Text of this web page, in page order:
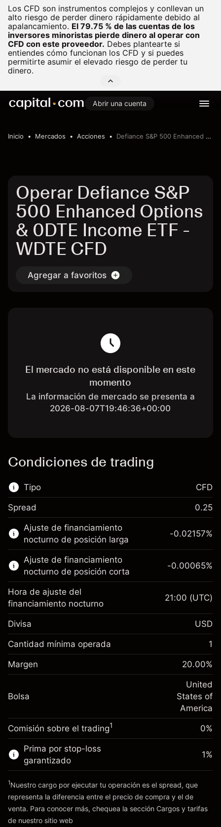
Los CFD son instrumentos complejos y conllevan un
alto riesgo de perder dinero rápidamente debido al
apalancamiento. El 79.75 % de las cuentas de los
inversores minoristas pierde dinero al operar con
CFD con este proveedor. Debes plantearte si
entiendes cómo funcionan los CFD y si puedes
permitirte asumir el elevado riesgo de perder tu
dinero.
Abrir una cuenta
Inicio Mercados Acciones Defiance S&P 500 Enhanced Options & 0DTE Income ETF
Operar Defiance S&P
500 Enhanced Options
& 0DTE Income ETF -
WDTE CFD
Agregar a favoritos
El mercado no está disponible en este
momento
La información de mercado se presenta a
2026-08-07T19:46:36+00:00
Condiciones de trading
Tipo
Este mercado financiero está disponible para
hacer trading con CFD.
Obtén más información sobre:
CFD
CFD
Spread 0.25
Ajuste de financiamiento
nocturno de posición larga
$1,000.00
Ajuste de financiamiento
nocturno
Cargos por el valor total de la
posición
%
(-$1.08)
Tamaño de la operación con apalancamiento
~$5,000.00
$4,000.00
Ir a la plataforma
-0.02157%
Ajuste de financiamiento
nocturno de posición corta
Margen. Tu inversión
$1,000.00
Ajuste de financiamiento
-0.000654
%
(-$0.03)
Tamaño de la operación con apalancamiento
~$5,000.00
Dinero del apalancamiento ~ $
-0.00065%
Hora de ajuste del
financiamiento nocturno
21:00 (UTC)
Divisa USD
Cantidad mínima operada 1
Margen 20.00%
Bolsa
United
States of
America
Comisión sobre el trading1 0%
Prima por stop-loss
garantizado
Cargos
1%
1Nuestro cargo por ejecutar tu operación es el spread, que
representa la diferencia entre el precio de compra y el de
venta. Para conocer más, chequea la sección Cargos y tarifas
de nuestro sitio web